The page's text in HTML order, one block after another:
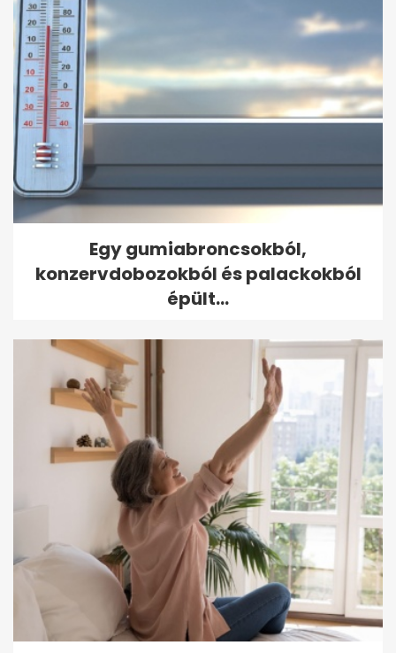
Egy gumiabroncsokból,
konzervdobozokból és palackokból
épült...